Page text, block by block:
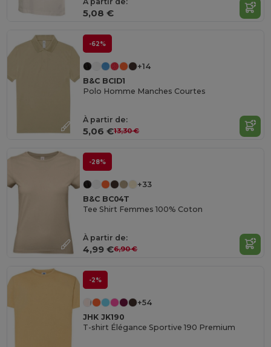
5,08 €
-62%
+14
B&C BCID1
Polo Homme Manches Courtes
À partir de:
5,06 €13,30 €
-28%
+33
B&C BC04T
Tee Shirt Femmes 100% Coton
À partir de:
4,99 €6,90 €
-2%
+54
JHK JK190
T-shirt Élégance Sportive 190 Premium